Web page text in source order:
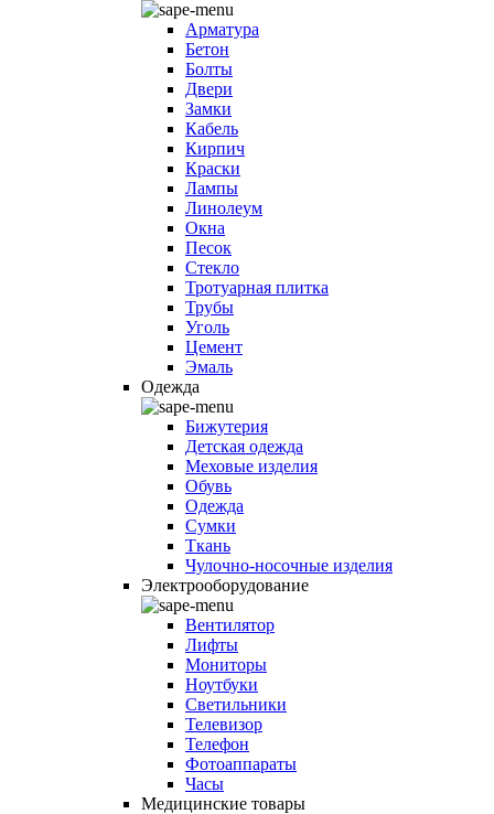
Арматура
Бетон
Болты
Двери
Замки
Кабель
Кирпич
Краски
Лампы
Линолеум
Окна
Песок
Стекло
Тротуарная плитка
Трубы
Уголь
Цемент
Эмаль
Одежда
Бижутерия
Детская одежда
Меховые изделия
Обувь
Одежда
Сумки
Ткань
Чулочно-носочные изделия
Электрооборудование
Вентилятор
Лифты
Мониторы
Ноутбуки
Светильники
Телевизор
Телефон
Фотоаппараты
Часы
Медицинские товары